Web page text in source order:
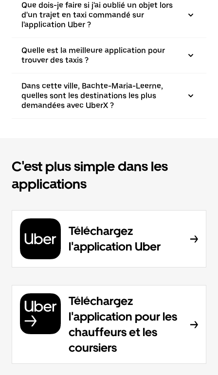
Que dois-je faire si j'ai oublié un objet lors
d'un trajet en taxi commandé sur
l'application Uber ?
Quelle est la meilleure application pour
trouver des taxis ?
Dans cette ville, Bachte-Maria-Leerne,
quelles sont les destinations les plus
demandées avec UberX ?
C'est plus simple dans les
applications
Téléchargez
l'application Uber
Téléchargez
l'application pour les
chauffeurs et les
coursiers